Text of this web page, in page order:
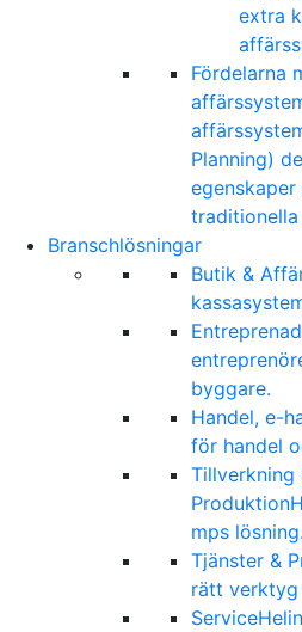
extra
Fördelarna
Planning)
traditionella
Branschlösningar
Butik &
Entreprenad
byggare.
Handel, e-
för handel
Tillverkning
Produktion
mps lösning.
Tjänster &
rätt
Service